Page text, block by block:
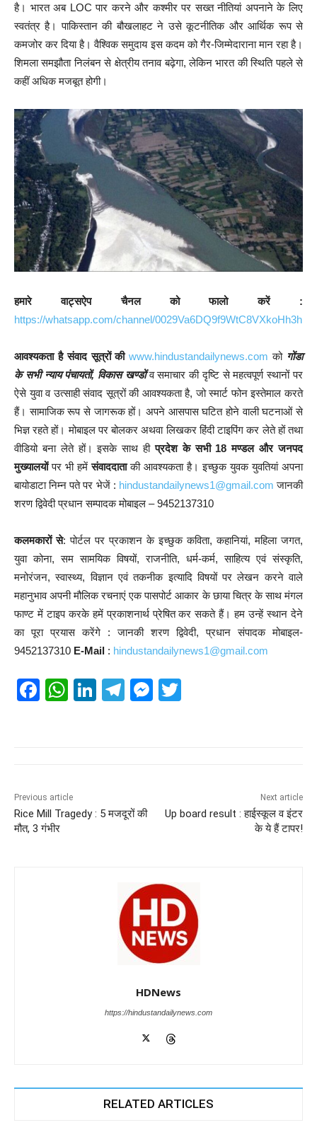
है। भारत अब LOC पार करने और कश्मीर पर सख्त नीतियां अपनाने के लिए
स्वतंत्र है। पाकिस्तान की बौखलाहट ने उसे कूटनीतिक और आर्थिक रूप से
कमजोर कर दिया है। वैश्विक समुदाय इस कदम को गैर-जिम्मेदाराना मान रहा है।
शिमला समझौता निलंबन से क्षेत्रीय तनाव बढ़ेगा, लेकिन भारत की स्थिति पहले से
कहीं अधिक मजबूत होगी।
हमारे वाट्सऐप चैनल को फालो करें :
https://whatsapp.com/channel/0029Va6DQ9f9WtC8VXkoHh3h
आवश्यकता है संवाद सूत्रों की www.hindustandailynews.com को गोंडा
के सभी न्याय पंचायतों, विकास खण्डों व समाचार की दृष्टि से महत्वपूर्ण स्थानों पर
ऐसे युवा व उत्साही संवाद सूत्रों की आवश्यकता है, जो स्मार्ट फोन इस्तेमाल करते
हैं। सामाजिक रूप से जागरूक हों। अपने आसपास घटित होने वाली घटनाओं से
भिज्ञ रहते हों। मोबाइल पर बोलकर अथवा लिखकर हिंदी टाइपिंग कर लेते हों तथा
वीडियो बना लेते हों। इसके साथ हीप्रदेश के सभी 18 मण्डल और जनपद
मुख्यालयोंपर भी हमेंसंवाददाताकी आवश्यकता है। इच्छुक युवक युवतियां अपना
बायोडाटा निम्न पते पर भेजें : hindustandailynews1@gmail.com जानकी
शरण द्विवेदी प्रधान सम्पादक मोबाइल – 9452137310
कलमकारों से: पोर्टल पर प्रकाशन के इच्छुक कविता, कहानियां, महिला जगत,
युवा कोना, सम सामयिक विषयों, राजनीति, धर्म-कर्म, साहित्य एवं संस्कृति,
मनोरंजन, स्वास्थ्य, विज्ञान एवं तकनीक इत्यादि विषयों पर लेखन करने वाले
महानुभाव अपनी मौलिक रचनाएं एक पासपोर्ट आकार के छाया चित्र के साथ मंगल
फाण्ट में टाइप करके हमें प्रकाशनार्थ प्रेषित कर सकते हैं। हम उन्हें स्थान देने
का पूरा प्रयास करेंगे : जानकी शरण द्विवेदी, प्रधान संपादक मोबाइल-
9452137310 E-Mail : hindustandailynews1@gmail.com
F
o
o
W
p
p
Li
n
T
m
M
g
er
Previous article
Rice Mill Tragedy : 5 मजदूरों की
मौत, 3 गंभीर
Next article
Up board result : हाईस्कूल व इंटर
के ये हैं टापर!
HDNews
https://hindustandailynews.com
RELATED ARTICLES